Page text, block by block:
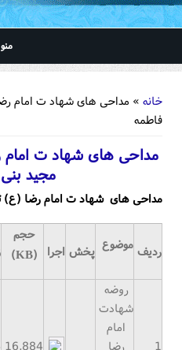
منو
خانه » مداحی های شهاد ت امام
فاطمه
مداحی های شهاد ت
مجید
مداحی های شهاد ت امام رضا (ع)
ردیف موضوع پخش اجرا
حجم
(KB)
1
روضه
شهادت
امام
رضا
16,884